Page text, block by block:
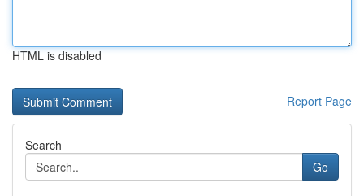
HTML is disabled
Report Page
Search
Go